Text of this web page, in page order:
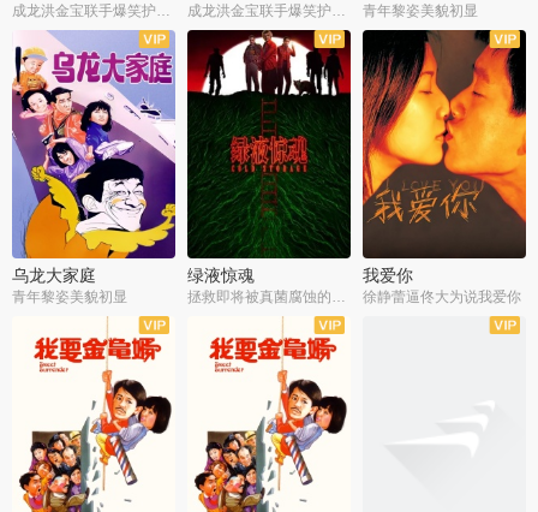
成龙洪金宝联手爆笑护美女 成龙洪金宝联手爆笑护美女 青年黎姿美貌初显
乌龙大家庭
青年黎姿美貌初显
绿液惊魂
拯救即将被真菌腐蚀的世界
我爱你
徐静蕾逼佟大为说我爱你